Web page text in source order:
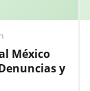
México
y